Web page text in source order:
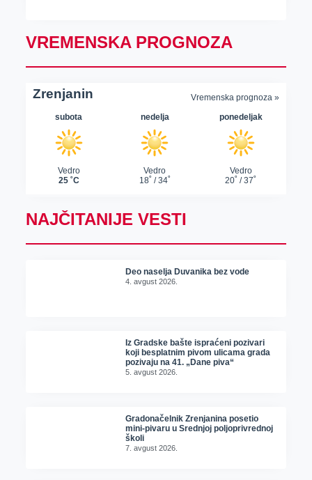
VREMENSKA PROGNOZA
NAJČITANIJE VESTI
Deo naselja Duvanika bez vode
4. avgust 2026.
Iz Gradske bašte ispraćeni pozivari
koji besplatnim pivom ulicama grada
pozivaju na 41. „Dane piva“
5. avgust 2026.
Gradonačelnik Zrenjanina posetio
mini-pivaru u Srednjoj poljoprivrednoj
školi
7. avgust 2026.